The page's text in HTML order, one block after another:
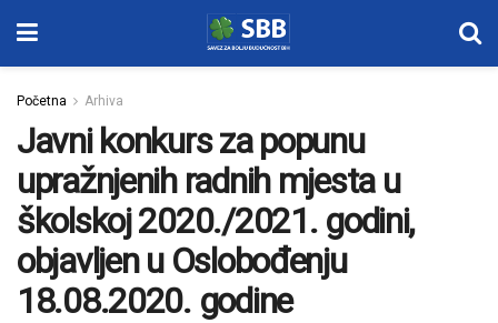
Početna Arhiva
Javni konkurs za popunu
upražnjenih radnih mjesta u
školskoj 2020./2021. godini,
objavljen u Oslobođenju
18.08.2020. godine